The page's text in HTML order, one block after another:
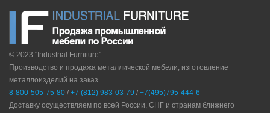
© 2023 "Industrial Furniture"
Производство и продажа металлической мебели, изготовление
металлоизделий на заказ
8-800-505-75-80 / +7 (812) 983-03-79 / +7(495)795-444-6
Доставку осуществляем по всей России, СНГ и странам ближнего